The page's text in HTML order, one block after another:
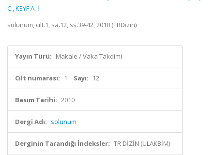
C.,KEYF A. İ.
solunum, cilt.1, sa.12, ss.39-42, 2010 (TRDizin)
Yayın Türü: Makale / Vaka Takdimi
Cilt numarası: 1 Sayı: 12
Basım Tarihi: 2010
Dergi Adı: solunum
Derginin Tarandığı İndeksler: TR DİZİN (ULAKBİM)